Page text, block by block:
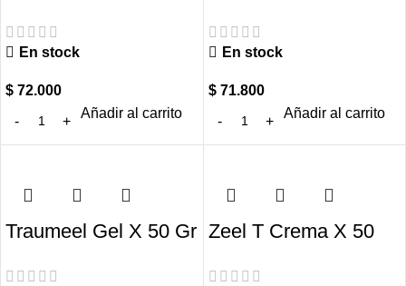
En stock
$ 72.000
Añadir al carrito
En stock
$71.800
Añadir al carrito
Traumeel Gel X 50 Gr Zeel T Crema X 50